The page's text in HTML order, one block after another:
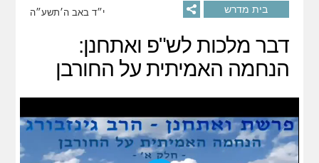
בית מדרש י״ד באב ה׳תשע״ה
דבר מלכות לש"פ ואתחנן:
הנחמה האמיתית על החורבן